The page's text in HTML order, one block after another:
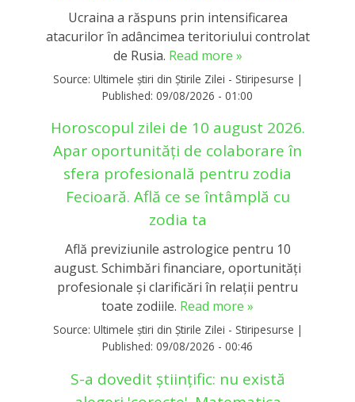
Ucraina a răspuns prin intensificarea
atacurilor în adâncimea teritoriului controlat
de Rusia. Read more »
Source: Ultimele știri din Știrile Zilei - Stiripesurse |
Published: 09/08/2026 - 01:00
Horoscopul zilei de 10 august 2026.
Apar oportunități de colaborare în
sfera profesională pentru zodia
Fecioară. Află ce se întâmplă cu
zodia ta
Află previziunile astrologice pentru 10
august. Schimbări financiare, oportunități
profesionale și clarificări în relații pentru
toate zodiile. Read more »
Source: Ultimele știri din Știrile Zilei - Stiripesurse |
Published: 09/08/2026 - 00:46
S-a dovedit științific: nu există